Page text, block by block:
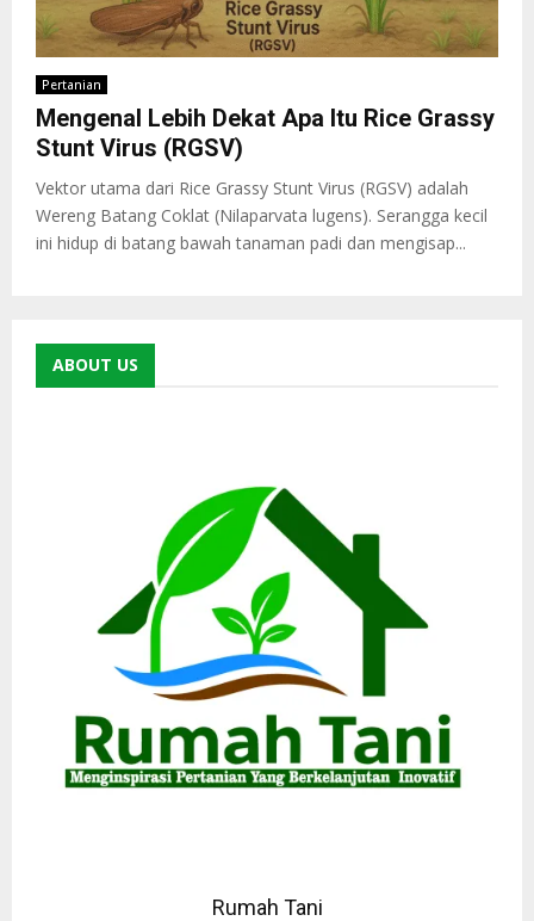
Pertanian
Mengenal Lebih Dekat Apa Itu Rice Grassy
Stunt Virus (RGSV)
Vektor utama dari Rice Grassy Stunt Virus (RGSV) adalah
Wereng Batang Coklat (Nilaparvata lugens). Serangga kecil
ini hidup di batang bawah tanaman padi dan mengisap...
ABOUT US
Rumah Tani